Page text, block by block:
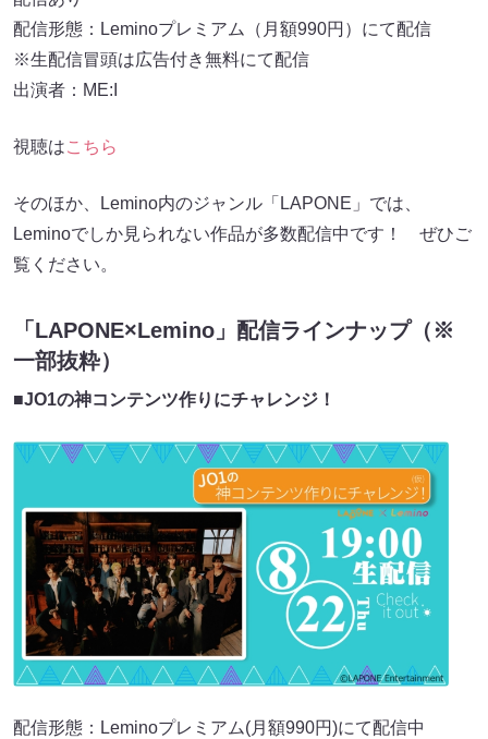
配信形態：Leminoプレミアム（月額990円）にて配信
※生配信冒頭は広告付き無料にて配信
出演者：ME:I
視聴はこちら
そのほか、Lemino内のジャンル「LAPONE」では、
Leminoでしか見られない作品が多数配信中です！ ぜひご
覧ください。
「LAPONE×Lemino」配信ラインナップ（※
一部抜粋）
■JO1の神コンテンツ作りにチャレンジ！
配信形態：Leminoプレミアム(月額990円)にて配信中